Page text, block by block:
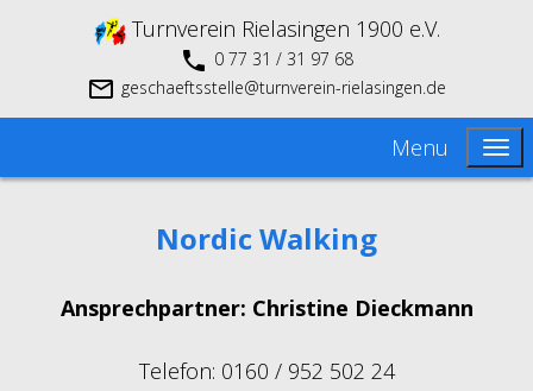
Turnverein Rielasingen 1900 e.V.
0 77 31 / 31 97 68
geschaeftsstelle@turnverein-rielasingen.de
Menu
Nordic Walking
Ansprechpartner: Christine Dieckmann
Telefon: 0160 / 952 502 24